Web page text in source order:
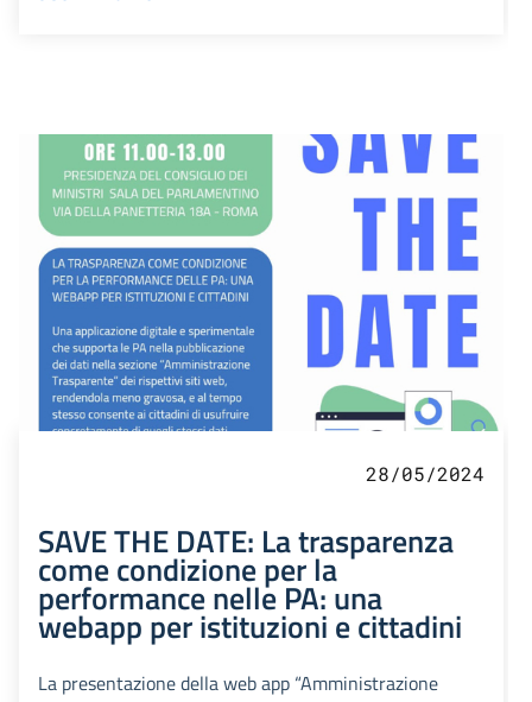
28/05/2024
SAVE THE DATE: La trasparenza
come condizione per la
performance nelle PA: una
webapp per istituzioni e cittadini
La presentazione della web app “Amministrazione